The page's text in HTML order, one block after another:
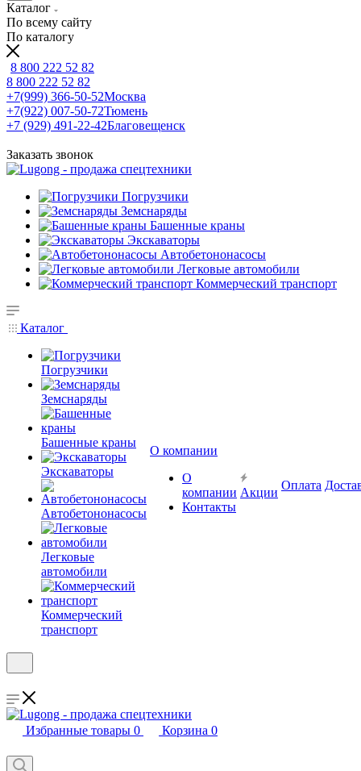
Каталог
По всему сайту
По каталогу
8 800 222 52 82
8 800 222 52 82
+7(999) 366-50-52Москва
+7(922) 007-50-72Тюмень
+7 (929) 491-22-42Благовещенск
Заказать звонок
Погрузчики
Земснаряды
Башенные краны
Экскаваторы
Автобетононасосы
Легковые автомобили
Коммерческий транспорт
Каталог
Погрузчики
Земснаряды
Башенные краны
Экскаваторы
Автобетононасосы
Легковые
автомобили
Коммерческий
транспорт
О компании
О
компании
Контакты
Акции
Оплата
Избранные товары 0 Корзина 0